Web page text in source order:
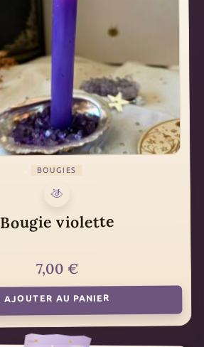
BOUGIES
Bougie violette
7,00 €
AJOUTER AU PANIER